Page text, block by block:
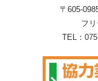
〒605-
フ
TEL：